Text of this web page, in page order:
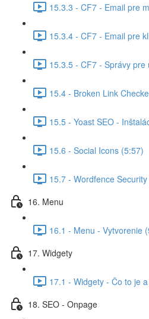
15.3.3 - CF7 - Email pre
15.3.4 - CF7 - Email pre
15.3.5 - CF7 - Správy pre
15.4 - Broken Link
15.5 - Yoast SEO -
15.6 - Social Icons (5:57)
15.7 - Wordfence
16. Menu
16.1 - Menu - Vytvorenie
17. Widgety
17.1 - Widgety - Čo to je
18. SEO - Onpage